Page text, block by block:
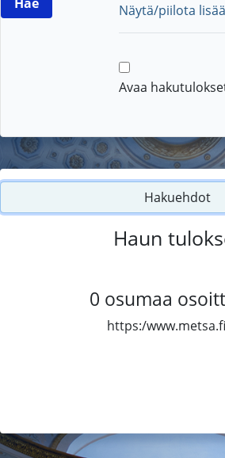
Näytä/piilota
Avaa
Hakuehdot
Haun
0 osumaa
https:/